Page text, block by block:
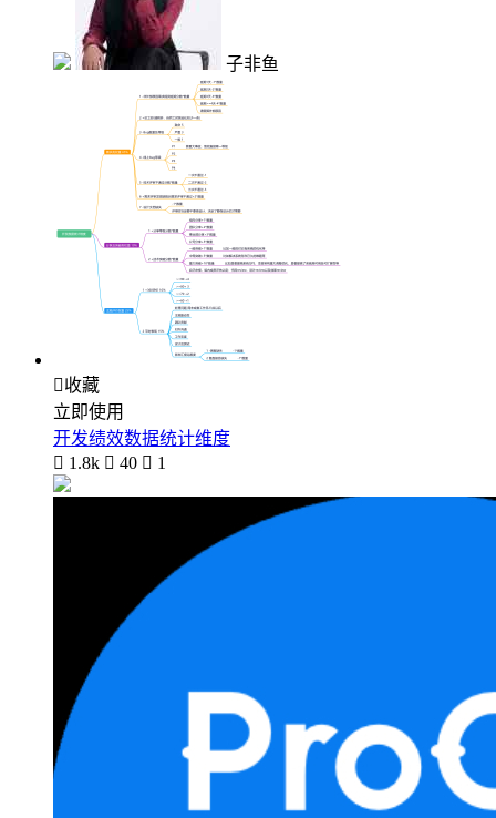
子非鱼
收藏
立即使用
开发绩效数据统计维度
 1.8k  40  1